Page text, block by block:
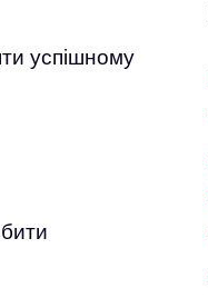
успішному